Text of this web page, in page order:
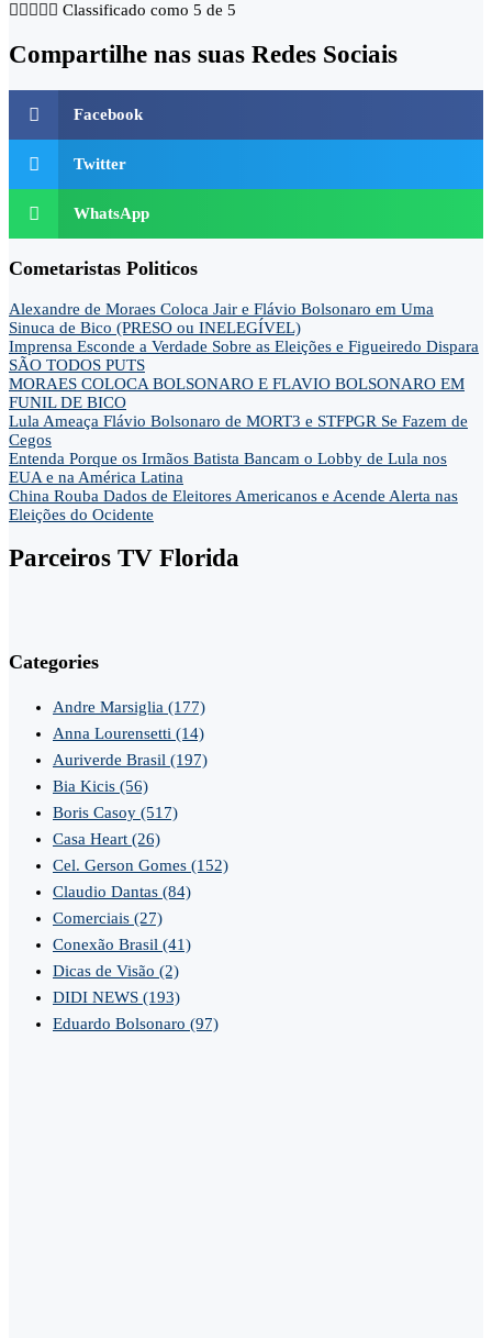
     Classificado como 5 de 5
Compartilhe nas suas Redes Sociais
Facebook
Twitter
WhatsApp
Cometaristas Politicos
Alexandre de Moraes Coloca Jair e Flávio Bolsonaro em Uma
Sinuca de Bico (PRESO ou INELEGÍVEL)
Imprensa Esconde a Verdade Sobre as Eleições e Figueiredo Dispara
SÃO TODOS PUTS
MORAES COLOCA BOLSONARO E FLAVIO BOLSONARO EM
FUNIL DE BICO
Lula Ameaça Flávio Bolsonaro de MORT3 e STFPGR Se Fazem de
Cegos
Entenda Porque os Irmãos Batista Bancam o Lobby de Lula nos
EUA e na América Latina
China Rouba Dados de Eleitores Americanos e Acende Alerta nas
Eleições do Ocidente
Parceiros TV Florida
Categories
Andre Marsiglia (177)
Anna Lourensetti (14)
Auriverde Brasil (197)
Bia Kicis (56)
Boris Casoy (517)
Casa Heart (26)
Cel. Gerson Gomes (152)
Claudio Dantas (84)
Comerciais (27)
Conexão Brasil (41)
Dicas de Visão (2)
DIDI NEWS (193)
Eduardo Bolsonaro (97)